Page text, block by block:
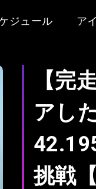
ジュール ア
【完
アし
挑戦